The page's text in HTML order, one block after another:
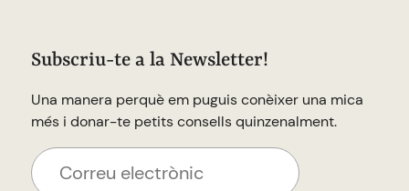
Subscriu-te a la Newsletter!
Una manera perquè em puguis conèixer una mica
més i donar-te petits consells quinzenalment.